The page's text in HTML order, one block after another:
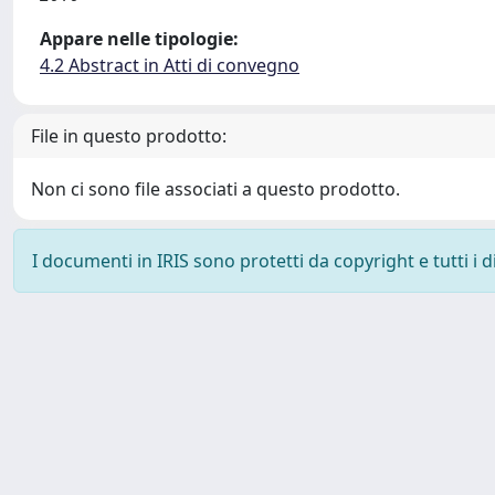
Appare nelle tipologie:
4.2 Abstract in Atti di convegno
File in questo prodotto:
Non ci sono file associati a questo prodotto.
I documenti in IRIS sono protetti da copyright e tutti i